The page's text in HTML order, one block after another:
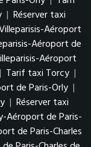
| Réserver taxi
Aéroport
Aéroport de
Aéroport
| Tarif taxi Torcy |
de Paris-Orly |
| Réserver taxi
Aéroport de Paris-
de Paris-Charles